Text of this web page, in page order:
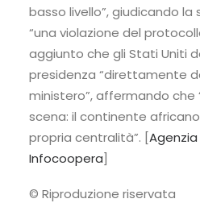
basso livello”, giudicando
“una violazione del
aggiunto che gli Stati Uniti
presidenza “direttamente
ministero”, affermando che
scena: il continente
propria centralità”. [
Infocoopera]
© Riproduzione riservata